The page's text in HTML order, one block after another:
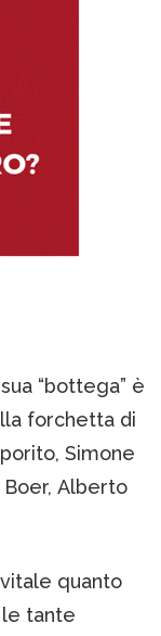
“bottega” è
forchetta di
Simone
Boer, Alberto
quanto
tante